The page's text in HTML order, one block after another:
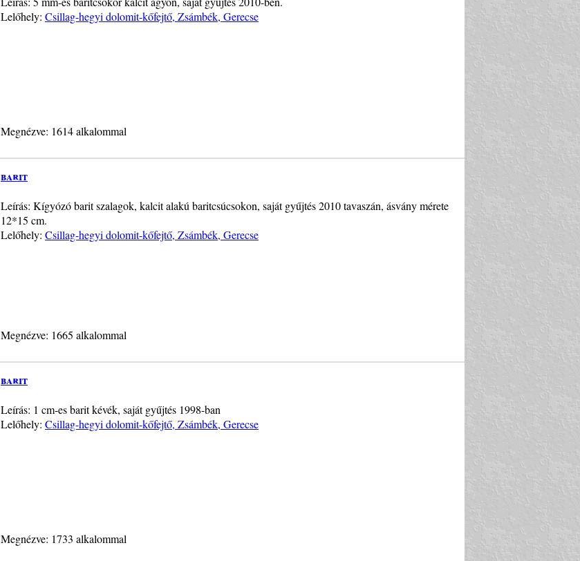
Lelőhely: Csillag-hegyi dolomit-kőfejtő, Zsámbék, Gerecse
Megnézve: 1614 alkalommal
barit
Leírás: Kígyózó barit szalagok, kalcit alakú baritcsúcsokon, saját gyűjtés 2010 tavaszán, ásvány mérete
12*15 cm.
Lelőhely: Csillag-hegyi dolomit-kőfejtő, Zsámbék, Gerecse
Megnézve: 1665 alkalommal
barit
Leírás: 1 cm-es barit kévék, saját gyűjtés 1998-ban
Lelőhely: Csillag-hegyi dolomit-kőfejtő, Zsámbék, Gerecse
Megnézve: 1733 alkalommal